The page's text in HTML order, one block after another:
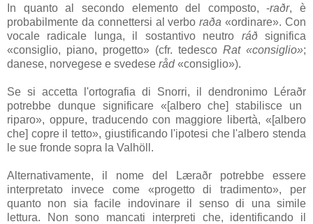
In quanto al secondo elemento del composto, -raðr, è
probabilmente da connettersi al verboraða«ordinare». Con
vocale radicale lunga, il sostantivo neutro ráðsignifica
«consiglio, piano, progetto» (cfr. tedesco Rat «consiglio»;
danese, norvegese e svedese råd«consiglio»).
Se si accetta l'ortografia di Snorri, il dendronimo
Léraðr
potrebbe dunque significare «[albero che] stabilisce un
riparo», oppure, traducendo con maggiore libertà, «[albero
che] copre il tetto», giustificando l'ipotesi che l'albero stenda
le sue fronde sopra la Valhöll .
Alternativamente, il nome del Læraðr potrebbe essere
interpretato invece come «progetto di tradimento», per
quanto non sia facile indovinare il senso di una simile
lettura. Non sono mancati interpreti che, identificando il